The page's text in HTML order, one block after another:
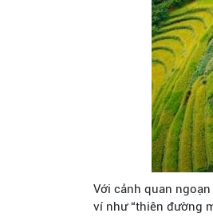
Với cảnh quan
ví như “thiên đường